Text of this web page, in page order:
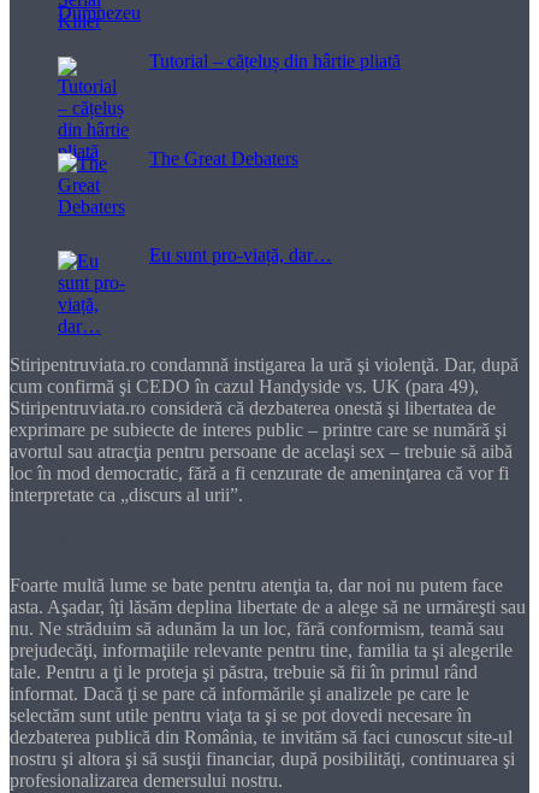
Tutorial – cățeluș din hârtie pliată
The Great Debaters
Eu sunt pro-viață, dar…
Stiripentruviata.ro condamnă instigarea la ură şi violenţă. Dar, după
cum confirmă şi CEDO în cazul Handyside vs. UK (para 49),
Stiripentruviata.ro consideră că dezbaterea onestă şi libertatea de
exprimare pe subiecte de interes public – printre care se numără şi
avortul sau atracţia pentru persoane de acelaşi sex – trebuie să aibă
loc în mod democratic, fără a fi cenzurate de ameninţarea că vor fi
interpretate ca „discurs al urii”.
Foarte multă lume se bate pentru atenţia ta, dar noi nu putem face
asta. Aşadar, îţi lăsăm deplina libertate de a alege să ne urmăreşti sau
nu. Ne străduim să adunăm la un loc, fără conformism, teamă sau
prejudecăţi, informaţiile relevante pentru tine, familia ta şi alegerile
tale. Pentru a ţi le proteja şi păstra, trebuie să fii în primul rând
informat. Dacă ţi se pare că informările şi analizele pe care le
selectăm sunt utile pentru viaţa ta şi se pot dovedi necesare în
dezbaterea publică din România, te invităm să faci cunoscut site-ul
nostru şi altora şi să susţii financiar, după posibilităţi, continuarea şi
profesionalizarea demersului nostru.